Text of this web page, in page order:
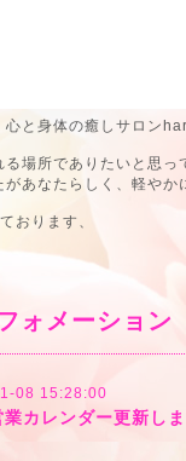
と身体の癒しサロン
場所でありたいと思っ
あなたらしく、軽や
おります、
ォメーション
08 15:28:00
カレンダー更新しま